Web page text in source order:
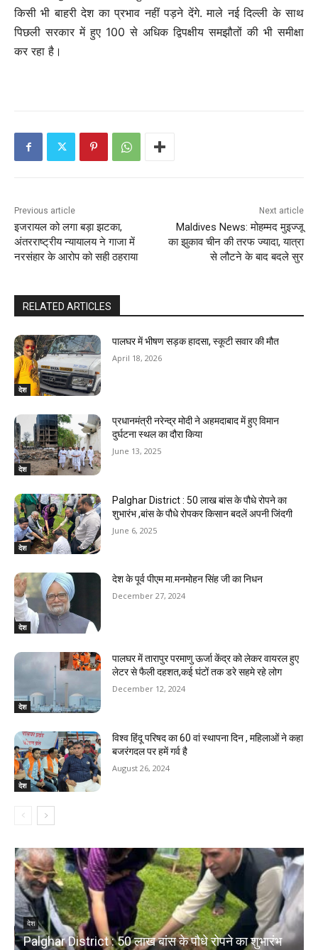
किसी भी बाहरी देश का प्रभाव नहीं पड़ने देंगे. माले नई दिल्ली के साथ
पिछली सरकार में हुए 100 से अधिक द्विपक्षीय समझौतों की भी समीक्षा
कर रहा है।
Previous article
इजरायल को लगा बड़ा झटका,
अंतरराष्ट्रीय न्यायालय ने गाजा में
नरसंहार के आरोप को सही ठहराया
Next article
Maldives News: मोहम्मद मुइज्जू
का झुकाव चीन की तरफ ज्‍यादा, यात्रा
से लौटने के बाद बदले सुर
RELATED ARTICLES
देश
पालघर में भीषण सड़क हादसा, स्कूटी सवार की मौत
April 18, 2026
देश
प्रधानमंत्री नरेन्द्र मोदी ने अहमदाबाद में हुए विमान
दुर्घटना स्थल का दौरा किया
June 13, 2025
देश
Palghar District : 50 लाख बांस के पौधे रोपने का
शुभारंभ ,बांस के पौधे रोपकर किसान बदलें अपनी जिंदगी
June 6, 2025
देश
देश के पूर्व पीएम मा.मनमोहन सिंह जी का निधन
December 27, 2024
देश
पालघर में तारापुर परमाणु ऊर्जा केंद्र को लेकर वायरल हुए
लेटर से फैली दहशत,कई घंटों तक डरे सहमे रहे लोग
December 12, 2024
देश
विश्व हिंदू परिषद का 60 वां स्थापना दिन , महिलाओं ने कहा
बजरंगदल पर हमें गर्व है
August 26, 2024
देश
Palghar District : 50 लाख बांस के पौधे रोपने का शुभारंभ